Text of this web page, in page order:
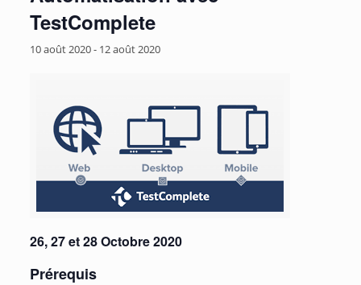
TestComplete
10 août 2020- 12 août 2020
26, 27 et 28 Octobre 2020
Prérequis